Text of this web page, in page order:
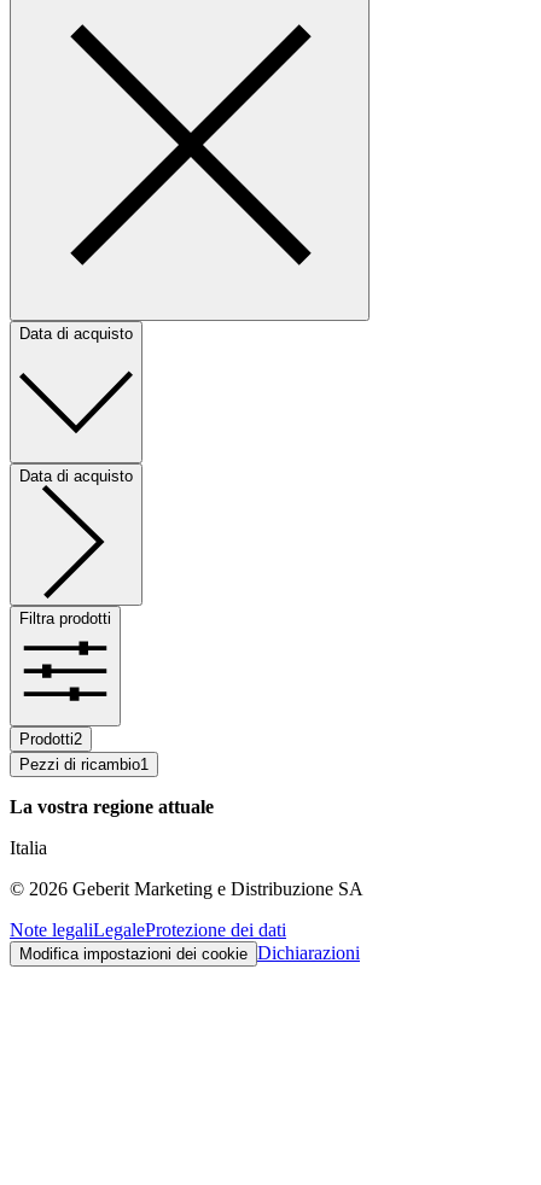
Data di acquisto
Data di acquisto
Filtra prodotti
Prodotti2
Pezzi di ricambio1
La vostra regione attuale
Italia
© 2026 Geberit Marketing e Distribuzione SA
Note legaliLegaleProtezione dei dati
Modifica impostazioni dei cookie Dichiarazioni